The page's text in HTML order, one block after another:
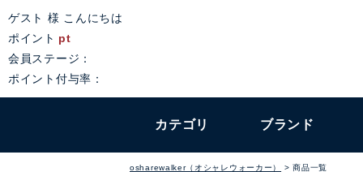
ゲスト 様 こんにちは
ポイント pt
会員ステージ：
ポイント付与率：
カテゴリ ブランド
osharewalker（オシャレウォーカー） 商品一覧